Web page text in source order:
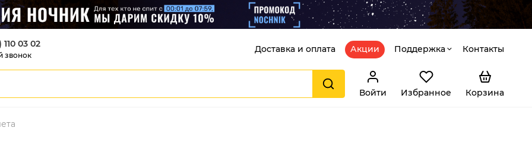
03 02
звонок
Доставка и оплата Акции Поддержка Контакты
Войти Избранное Корзина